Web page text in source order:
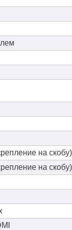
на
на